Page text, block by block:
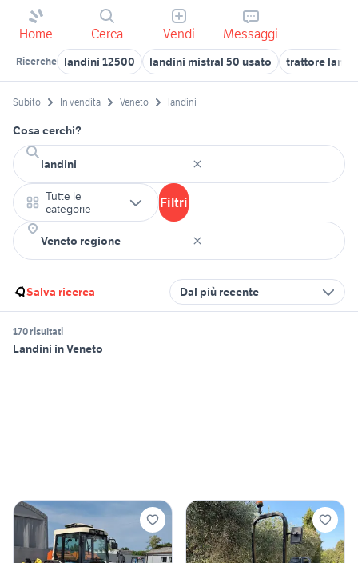
Home Cerca Vendi Messaggi
Ricerche landini 12500 landini mistral 50 usato trattore
Subito In vendita Veneto landini
Cosa cerchi?
Tutte le
categorie
Filtri
Salva ricerca Dal più recente
170 risultati
Landini in Veneto